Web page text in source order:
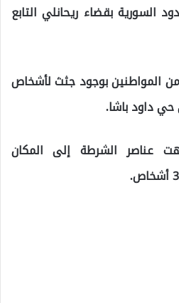
السورية بقضاء ريحانلي التابع
المواطنين بوجود جثث لأشخاص
داود باشا.
عناصر الشرطة إلى المكان